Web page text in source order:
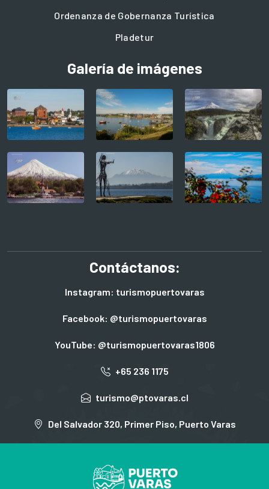
Ordenanza de Gobernanza Turística
Pladetur
Galería de imágenes
Contáctanos:
Instagram: turismopuertovaras
Facebook: @turismopuertovaras
YouTube: @turismopuertovaras1806
+65 236 1175
turismo@ptovaras.cl
Del Salvador 320, Primer Piso, Puerto Varas